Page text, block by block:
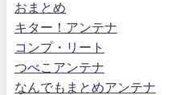
おまとめ
キター！アンテナ
コンプ・リート
つべこアンテナ
なんでもまとめアンテナ